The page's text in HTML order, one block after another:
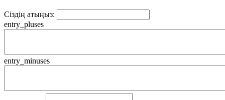
Сіздің атыңыз:
entry_pluses
entry_minuses